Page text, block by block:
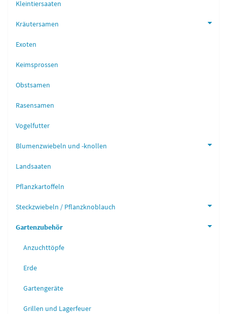
Kleintiersaaten
Kräutersamen
Exoten
Keimsprossen
Obstsamen
Rasensamen
Vogelfutter
Blumenzwiebeln und -knollen
Landsaaten
Pflanzkartoffeln
Steckzwiebeln / Pflanzknoblauch
Gartenzubehör
Anzuchttöpfe
Erde
Gartengeräte
Grillen und Lagerfeuer